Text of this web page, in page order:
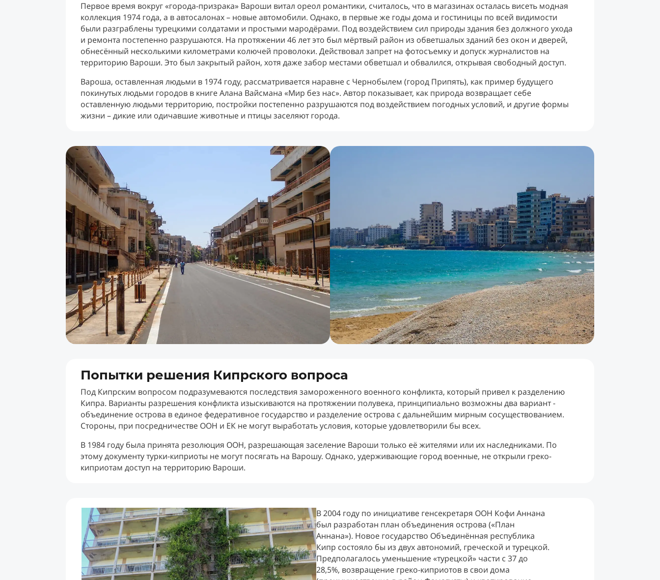
Первое время вокруг «города-призрака» Вароши витал ореол романтики, считалось, что в магазинах осталась висеть модная
коллекция 1974 года, а в автосалонах – новые автомобили. Однако, в первые же годы дома и гостиницы по всей видимости
были разграблены турецкими солдатами и простыми мародёрами. Под воздействием сил природы здания без должного ухода
и ремонта постепенно разрушаются. На протяжении 46 лет это был мёртвый район из обветшалых зданий без окон и дверей,
обнесённый несколькими километрами колючей проволоки. Действовал запрет на фотосъемку и допуск журналистов на
территорию Вароши. Это был закрытый район, хотя даже забор местами обветшал и обвалился, открывая свободный доступ.
Вароша, оставленная людьми в 1974 году, рассматривается наравне с Чернобылем (город Припять), как пример будущего
покинутых людьми городов в книге Алана Вайсмана «Мир без нас». Автор показывает, как природа возвращает себе
оставленную людьми территорию, постройки постепенно разрушаются под воздействием погодных условий, и другие формы
жизни – дикие или одичавшие животные и птицы заселяют города.
Попытки решения Кипрского вопроса
Под Кипрским вопросом подразумеваются последствия замороженного военного конфликта, который привел к разделению
Кипра. Варианты разрешения конфликта изыскиваются на протяжении полувека, принципиально возможны два вариант -
объединение острова в единое федеративное государство и разделение острова с дальнейшим мирным сосуществованием.
Стороны, при посредничестве ООН и ЕК не могут выработать условия, которые удовлетворили бы всех.
В 1984 году была принята резолюция ООН, разрешающая заселение Вароши только её жителями или их наследниками. По
этому документу турки-киприоты не могут посягать на Варошу. Однако, удерживающие город военные, не открыли греко-
киприотам доступ на территорию Вароши.
В 2004 году по инициативе генсекретаря ООН Кофи Аннана
был разработан план объединения острова («План
Аннана»). Новое государство Объединённая республика
Кипр состояло бы из двух автономий, греческой и турецкой.
Предполагалось уменьшение «турецкой» части с 37 до
28,5%, возвращение греко-киприотов в свои дома